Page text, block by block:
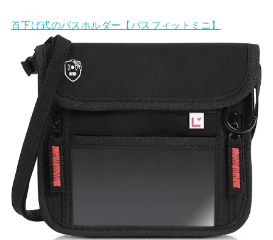
首下げ式のパスホルダー【パスフィットミニ】